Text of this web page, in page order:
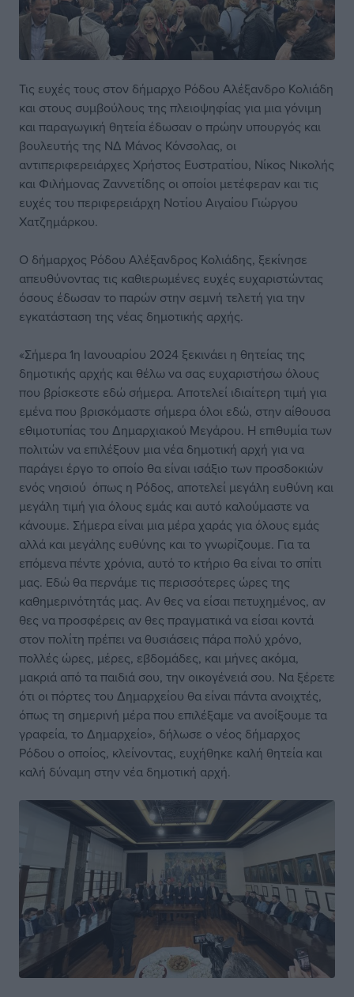
Τις ευχές τους στον δήμαρχο Ρόδου Αλέξανδρο Κολιάδη
και στους συμβούλους της πλειοψηφίας για μια γόνιμη
και παραγωγική θητεία έδωσαν ο πρώην υπουργός και
βουλευτής της ΝΔ Μάνος Κόνσολας, οι
αντιπεριφερειάρχες Χρήστος Ευστρατίου, Νίκος Νικολής
και Φιλήμονας Ζαννετίδης οι οποίοι μετέφεραν και τις
ευχές του περιφερειάρχη Νοτίου Αιγαίου Γιώργου
Χατζημάρκου.
Ο δήμαρχος Ρόδου Αλέξανδρος Κολιάδης, ξεκίνησε
απευθύνοντας τις καθιερωμένες ευχές ευχαριστώντας
όσους έδωσαν το παρών στην σεμνή τελετή για την
εγκατάσταση της νέας δημοτικής αρχής.
«Σήμερα 1η Ιανουαρίου 2024 ξεκινάει η θητείας της
δημοτικής αρχής και θέλω να σας ευχαριστήσω όλους
που βρίσκεστε εδώ σήμερα. Αποτελεί ιδιαίτερη τιμή για
εμένα που βρισκόμαστε σήμερα όλοι εδώ, στην αίθουσα
εθιμοτυπίας του Δημαρχιακού Μεγάρου. Η επιθυμία των
πολιτών να επιλέξουν μια νέα δημοτική αρχή για να
παράγει έργο το οποίο θα είναι ισάξιο των προσδοκιών
ενός νησιού όπως η Ρόδος, αποτελεί μεγάλη ευθύνη και
μεγάλη τιμή για όλους εμάς και αυτό καλούμαστε να
κάνουμε. Σήμερα είναι μια μέρα χαράς για όλους εμάς
αλλά και μεγάλης ευθύνης και το γνωρίζουμε. Για τα
επόμενα πέντε χρόνια, αυτό το κτήριο θα είναι το σπίτι
μας. Εδώ θα περνάμε τις περισσότερες ώρες της
καθημερινότητάς μας. Αν θες να είσαι πετυχημένος, αν
θες να προσφέρεις αν θες πραγματικά να είσαι κοντά
στον πολίτη πρέπει να θυσιάσεις πάρα πολύ χρόνο,
πολλές ώρες, μέρες, εβδομάδες, και μήνες ακόμα,
μακριά από τα παιδιά σου, την οικογένειά σου. Να ξέρετε
ότι οι πόρτες του Δημαρχείου θα είναι πάντα ανοιχτές,
όπως τη σημερινή μέρα που επιλέξαμε να ανοίξουμε τα
γραφεία, το Δημαρχείο», δήλωσε ο νέος δήμαρχος
Ρόδου ο οποίος, κλείνοντας, ευχήθηκε καλή θητεία και
καλή δύναμη στην νέα δημοτική αρχή.